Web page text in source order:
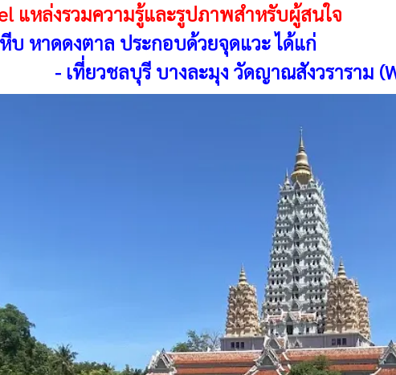
แหล่งรวมความรู้และรูปภาพสำหรับผู้สนใจ
บ หาดดงตาล ประกอบด้วยจุดแวะ ได้แก่
- เที่ยวชลบุรี บางละมุง วัดญาณสังวราราม